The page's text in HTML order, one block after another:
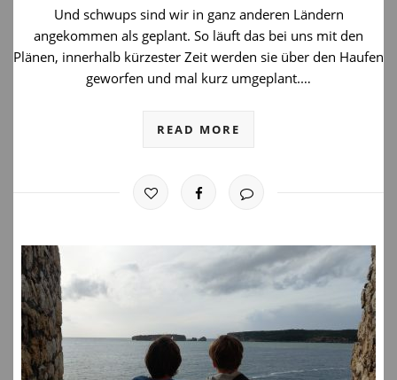
Und schwups sind wir in ganz anderen Ländern
angekommen als geplant. So läuft das bei uns mit den
Plänen, innerhalb kürzester Zeit werden sie über den Haufen
geworfen und mal kurz umgeplant.…
READ MORE